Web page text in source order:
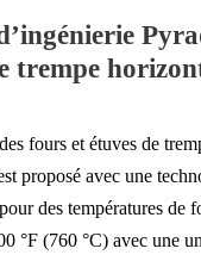
trempe
fours et étuves de
proposé avec une
des températures de
°F (760 °C) avec une